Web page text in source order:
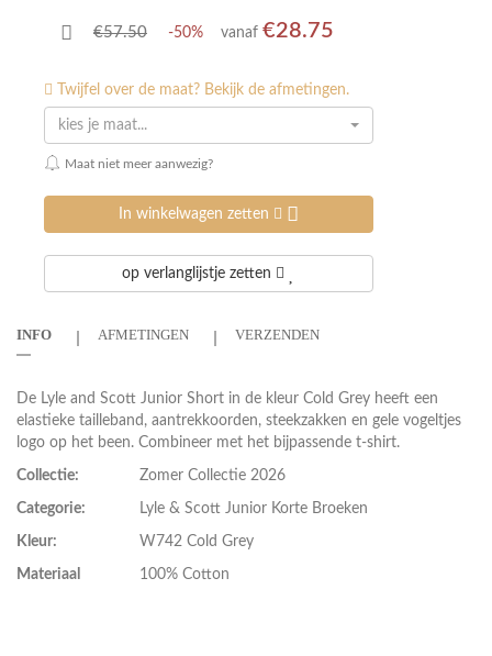
€57.50 -50% vanaf €28.75
Twijfel over de maat? Bekijk de afmetingen.
kies je maat...
Maat niet meer aanwezig?
In winkelwagen zetten
op verlanglijstje zetten
INFO AFMETINGEN VERZENDEN
De Lyle and Scott Junior Short in de kleur Cold Grey heeft een
elastieke tailleband, aantrekkoorden, steekzakken en gele vogeltjes
logo op het been. Combineer met het bijpassende t-shirt.
Collectie: Zomer Collectie 2026
Categorie: Lyle & Scott Junior Korte Broeken
Kleur: W742 Cold Grey
Materiaal 100% Cotton